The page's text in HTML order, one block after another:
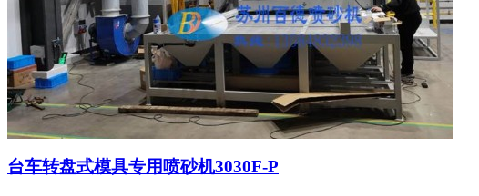
台车转盘式模具专用喷砂机3030F-P